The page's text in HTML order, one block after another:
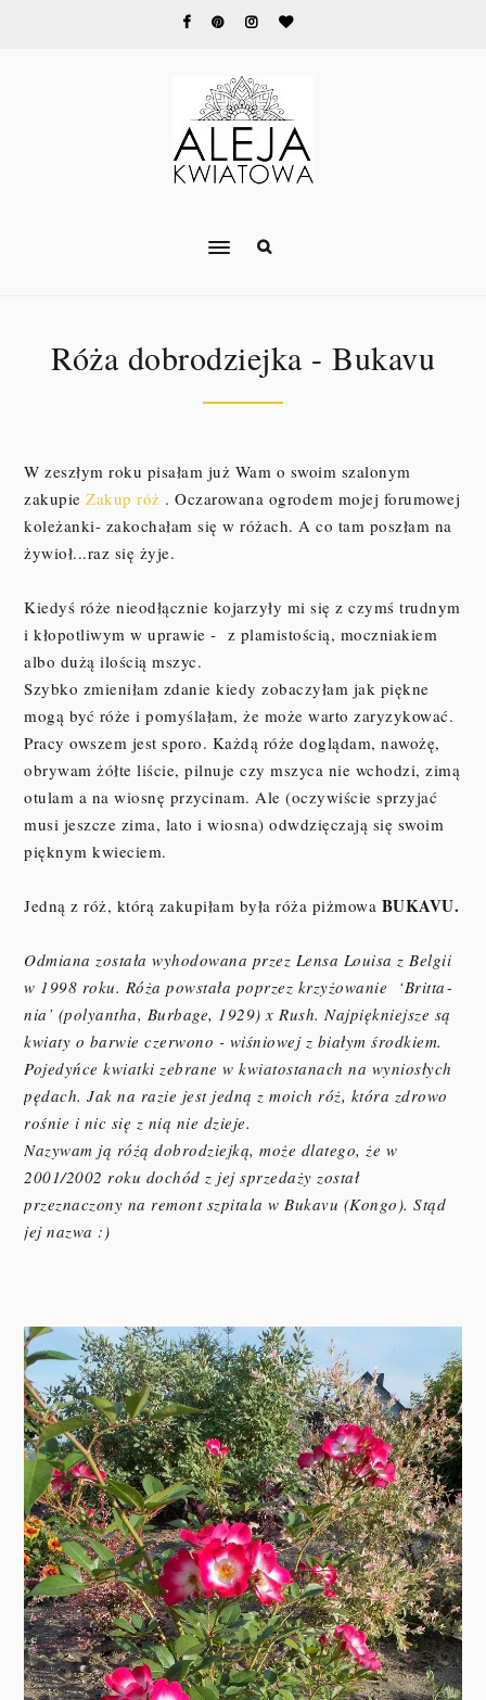
Róża dobrodziejka - Bukavu
W zeszłym roku pisałam już Wam o swoim szalonym
zakupieZakup róż . Oczarowana ogrodem mojej forumowej
koleżanki- zakochałam się w różach. A co tam poszłam na
żywioł...raz się żyje.
Kiedyś róże nieodłącznie kojarzyły mi się z czymś trudnym
i kłopotliwym w uprawie - z plamistością, moczniakiem
albo dużą ilością mszyc.
Szybko zmieniłam zdanie kiedy zobaczyłam jak piękne
mogą być róże i pomyślałam, że może warto zaryzykować.
Pracy owszem jest sporo. Każdą róże doglądam, nawożę,
obrywam żółte liście, pilnuje czy mszyca nie wchodzi, zimą
otulam a na wiosnę przycinam. Ale (oczywiście sprzyjać
musi jeszcze zima, lato i wiosna) odwdzięczają się swoim
pięknym kwieciem.
Jedną z róż, którą zakupiłam była róża piżmowa BUKAVU.
Odmiana została wyhodowana przez Lensa Louisa z Belgii
w 1998 roku. Róża powstała poprzez krzyżowanie ‘Brit­ta­
nia’ (poly­an­tha, Bur­bage, 1929) x Rush. Najpiękniejsze są
kwiaty o barwie czerwono - wiśniowej z białym środkiem.
Pojedyńce kwiatki zebrane w kwiatostanach na wyniosłych
pędach. Jak na razie jest jedną z moich róż, która zdrowo
rośnie i nic się z nią nie dzieje.
Nazywam ją różą dobrodziejką, może dlatego, że w
2001/2002 roku dochód z jej sprzedaży został
przeznaczony na remont szpi­tala w Bukavu (Kongo). Stąd
jej nazwa :)